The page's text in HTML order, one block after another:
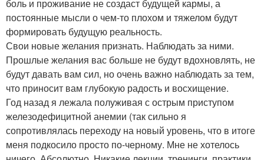
боль и проживание не создаст будущей кармы, а
постоянные мысли о чем-то плохом и тяжелом будут
формировать будущую реальность.
Свои новые желания признать. Наблюдать за ними.
Прошлые желания вас больше не будут вдохновлять, не
будут давать вам сил, но очень важно наблюдать за тем,
что приносит вам глубокую радость и восхищение.
Год назад я лежала полуживая с острым приступом
железодефицитной анемии (так сильно я
сопротивлялась переходу на новый уровень, что в итоге
меня подкосило просто по-черному. Мне не хотелось